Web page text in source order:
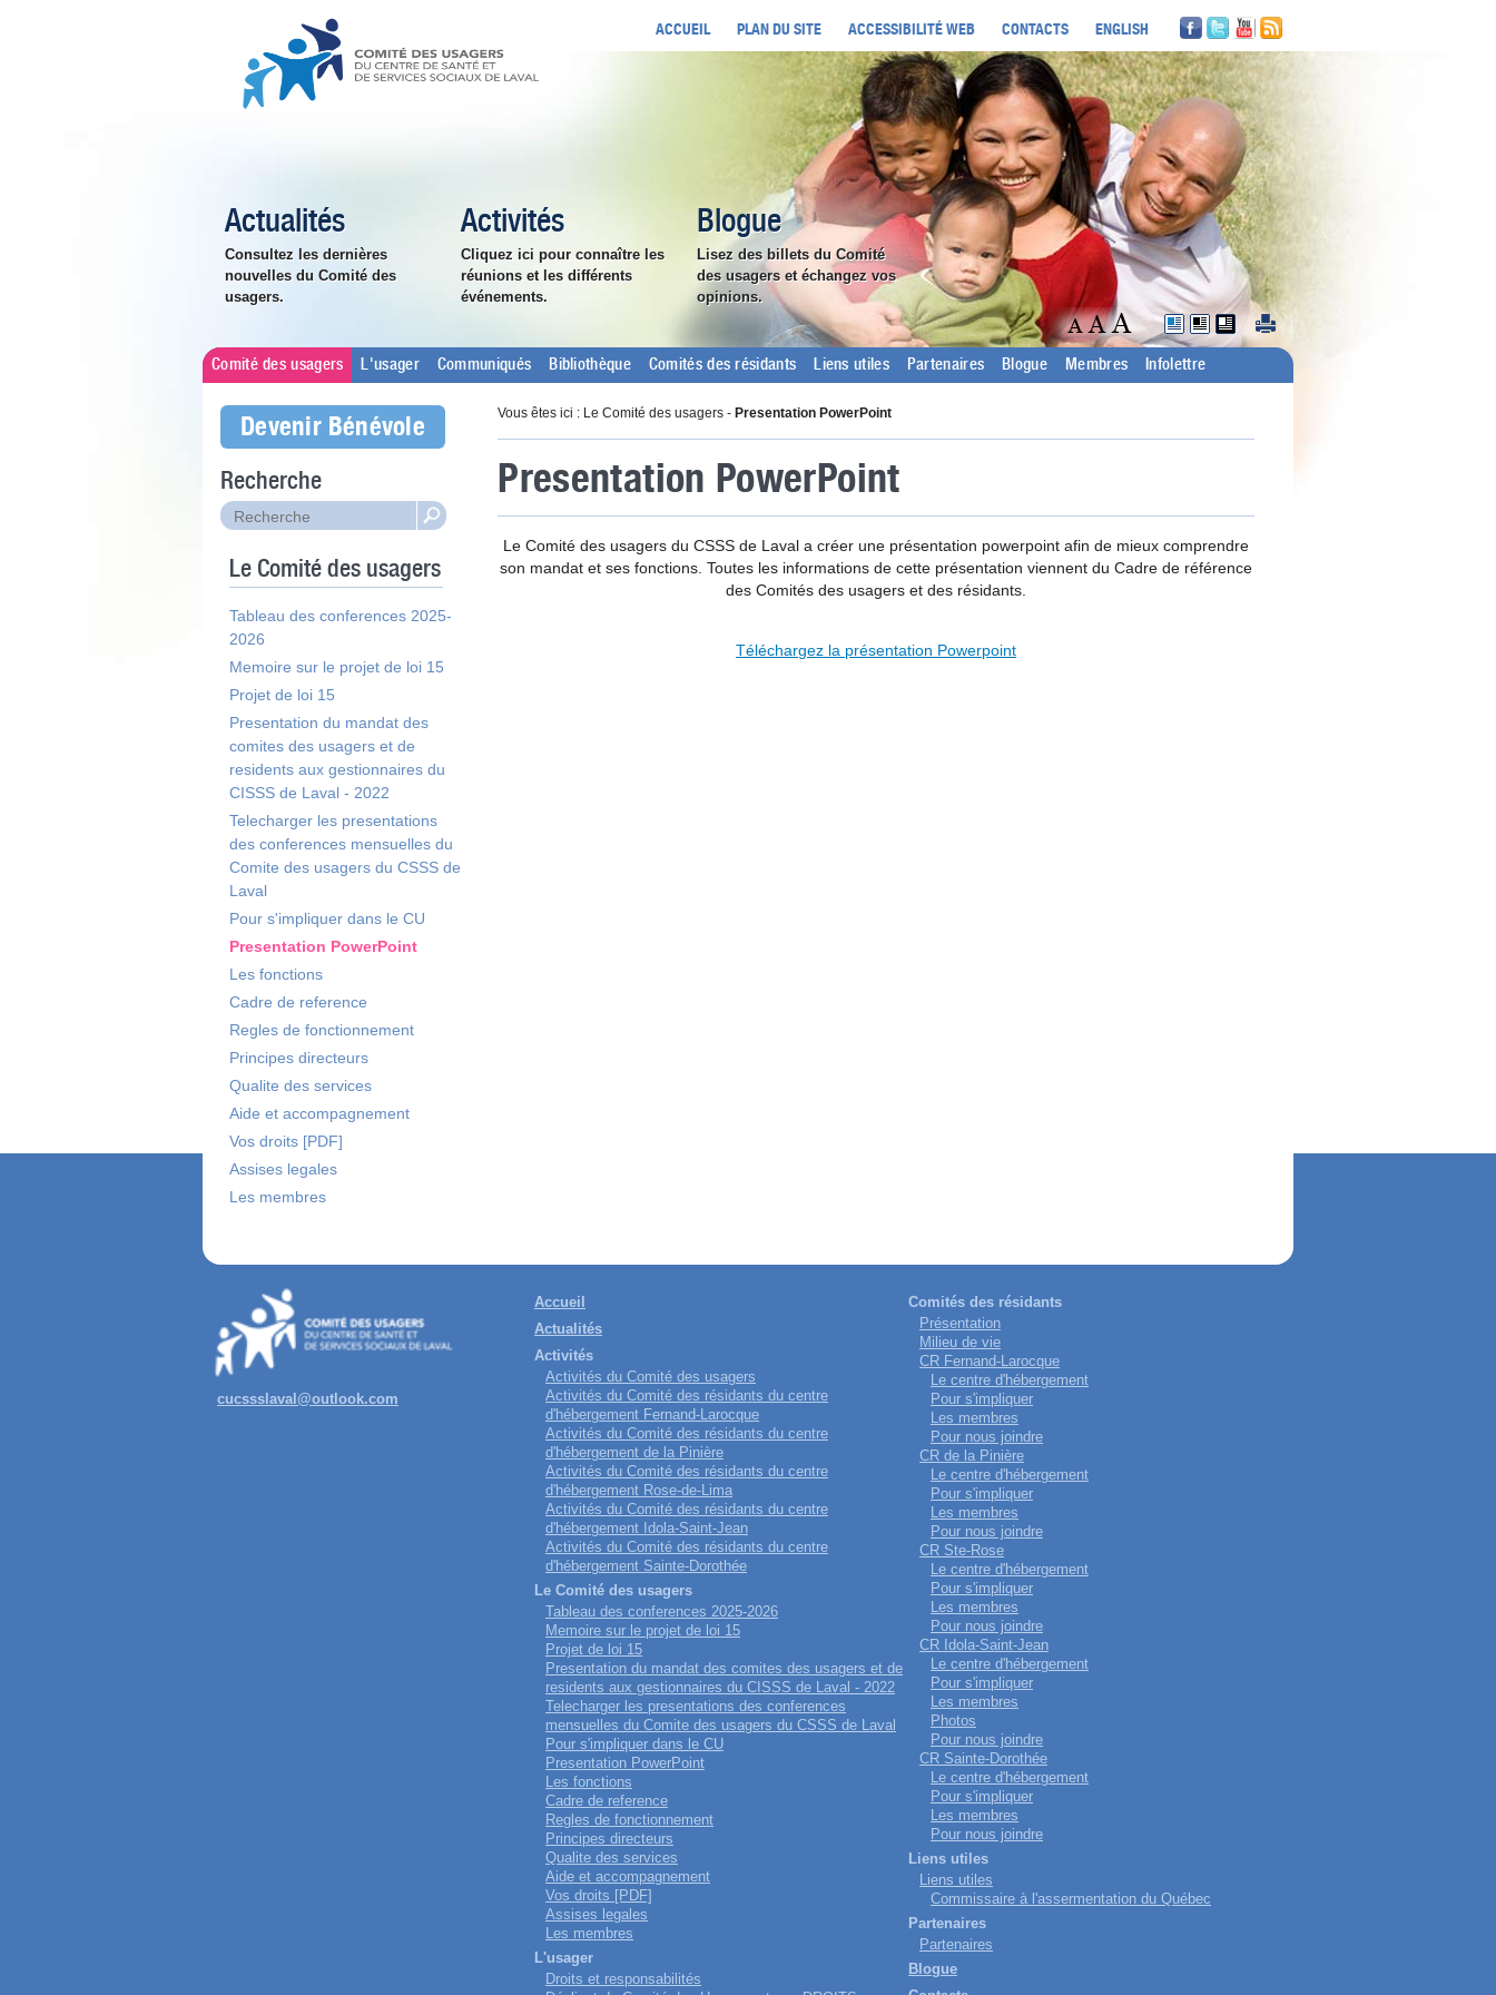
ACCUEIL PLAN DU SITE ACCESSIBILITÉ WEB CONTACTS ENGLISH
Actualités
Consultez les dernières
nouvelles du Comité des
usagers.
Activités
Cliquez ici pour connaître les
réunions et les différents
événements.
Blogue
Lisez des billets du Comité
des usagers et échangez vos
opinions.
Comité des usagers L'usager Communiqués Bibliothèque Comités des résidants Liens utiles Partenaires Blogue Membres Infolettre
Devenir Bénévole
Recherche
Le Comité des usagers
Tableau des conferences 2025-
2026
Memoire sur le projet de loi 15
Projet de loi 15
Presentation du mandat des
comites des usagers et de
residents aux gestionnaires du
CISSS de Laval - 2022
Telecharger les presentations
des conferences mensuelles du
Comite des usagers du CSSS de
Laval
Pour s'impliquer dans le CU
Presentation PowerPoint
Les fonctions
Cadre de reference
Regles de fonctionnement
Principes directeurs
Qualite des services
Aide et accompagnement
Vos droits [PDF]
Assises legales
Les membres
Vous êtes ici : Le Comité des usagers - Presentation PowerPoint
Presentation PowerPoint
Le Comité des usagers du CSSS de Laval a créer une présentation powerpoint afin de mieux comprendre
son mandat et ses fonctions. Toutes les informations de cette présentation viennent du Cadre de référence
des Comités des usagers et des résidants.
Téléchargez la présentation Powerpoint
cucssslaval@outlook.com
Accueil
Actualités
Activités
Activités du Comité des usagers
Activités du Comité des résidants du centre
d'hébergement Fernand-Larocque
Activités du Comité des résidants du centre
d'hébergement de la Pinière
Activités du Comité des résidants du centre
d'hébergement Rose-de-Lima
Activités du Comité des résidants du centre
d'hébergement Idola-Saint-Jean
Activités du Comité des résidants du centre
d'hébergement Sainte-Dorothée
Le Comité des usagers
Tableau des conferences 2025-2026
Memoire sur le projet de loi 15
Projet de loi 15
Presentation du mandat des comites des usagers et de
residents aux gestionnaires du CISSS de Laval - 2022
Telecharger les presentations des conferences
mensuelles du Comite des usagers du CSSS de Laval
Pour s'impliquer dans le CU
Presentation PowerPoint
Les fonctions
Cadre de reference
Regles de fonctionnement
Principes directeurs
Qualite des services
Aide et accompagnement
Vos droits [PDF]
Assises legales
Les membres
L'usager
Droits et responsabilités
Comités des résidants
Présentation
Milieu de vie
CR Fernand-Larocque
Le centre d'hébergement
Pour s'impliquer
Les membres
Pour nous joindre
CR de la Pinière
Le centre d'hébergement
Pour s'impliquer
Les membres
Pour nous joindre
CR Ste-Rose
Le centre d'hébergement
Pour s'impliquer
Les membres
Pour nous joindre
CR Idola-Saint-Jean
Le centre d'hébergement
Pour s'impliquer
Les membres
Photos
Pour nous joindre
CR Sainte-Dorothée
Le centre d'hébergement
Pour s'impliquer
Les membres
Pour nous joindre
Liens utiles
Liens utiles
Commissaire à l'assermentation du Québec
Partenaires
Partenaires
Blogue